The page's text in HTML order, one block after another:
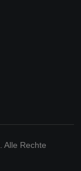
. Alle Rechte